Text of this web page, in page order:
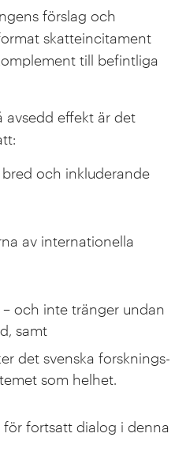
förslag och
skatteincitament
till befintliga
avsedd effekt är det
och inkluderande
av internationella
och inte tränger undan
samt
det svenska forsknings-
som helhet.
fortsatt dialog i denna